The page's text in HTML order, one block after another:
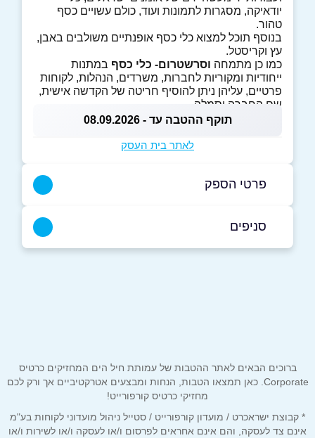
יודאיקה, מסגרות לתמונות ועוד, כולם עשויים כסף
טהור.
בנוסף תוכל למצוא כלי כסף אופנתיים משולבים באבן,
עץ וקריסטל.
כמו כן מתמחה וסרשטרום- כלי כסף במתנות
ייחודיות ומקוריות לחברות, משרדים, הנהלות, לקוחות
פרטיים, עליהן ניתן להוסיף חריטה של הקדשה אישית,
שם החברה וסמלה.
תוקף ההטבה עד - 08.09.2026
לאתר בית העסק
פרטי הספק
באתר
טלפון*
סניפים
תל אביב יפו
מלון הילטון הירקון 205
03-5292478
ברוכים הבאים לאתר ההטבות של עמותת חיל הים המחזיקים כרטיס
Corporate. כאן תמצאו הטבות, הנחות ומבצעים אטרקטיביים אך ורק לכם
מחזיקי כרטיס קורפורייט!
* קבוצת ישראכרט / מועדון קורפורייט / סטייל ניהול מועדוני לקוחות בע"מ
אינם צד לעסקה, והם אינם אחראים לפרסום ו/או לעסקה ו/או לשירות ו/או